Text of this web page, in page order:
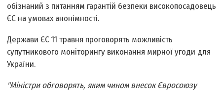
обізнаний з питанням гарантій безпеки високопосадовець
ЄС на умовах анонімності.
Держави ЄС 11 травня проговорять можливість
супутникового моніторингу виконання мирної угоди для
України.
"Міністри обговорять, яким чином внесок Євросоюзу